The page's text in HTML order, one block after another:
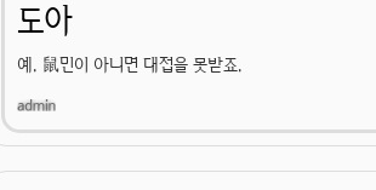
도아
예. 鼠민이 아니면 대접을 못받죠.